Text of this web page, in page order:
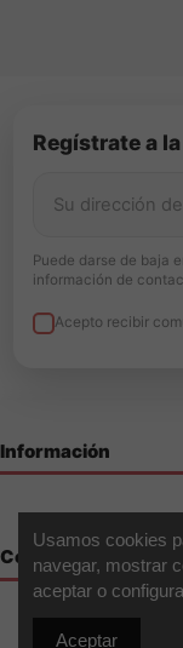
Regístrate a
Puede darse de baja
información de
Acepto recibir
Información
Contáctenos
Usamos cookies
navegar, mostrar
aceptar o
Aceptar